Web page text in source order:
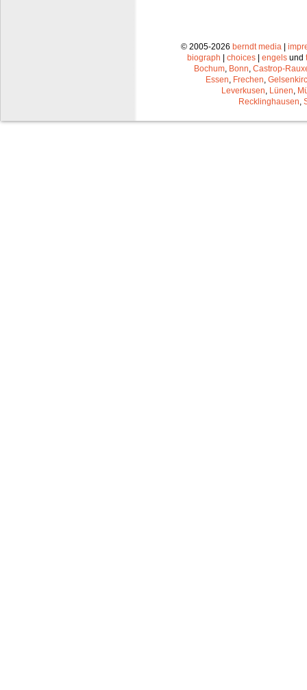
© 2005-2026 berndt media |
biograph | choices | engels und
Bochum Bonn Castrop-
Essen Frechen
Leverkusen Lünen
Recklinghausen